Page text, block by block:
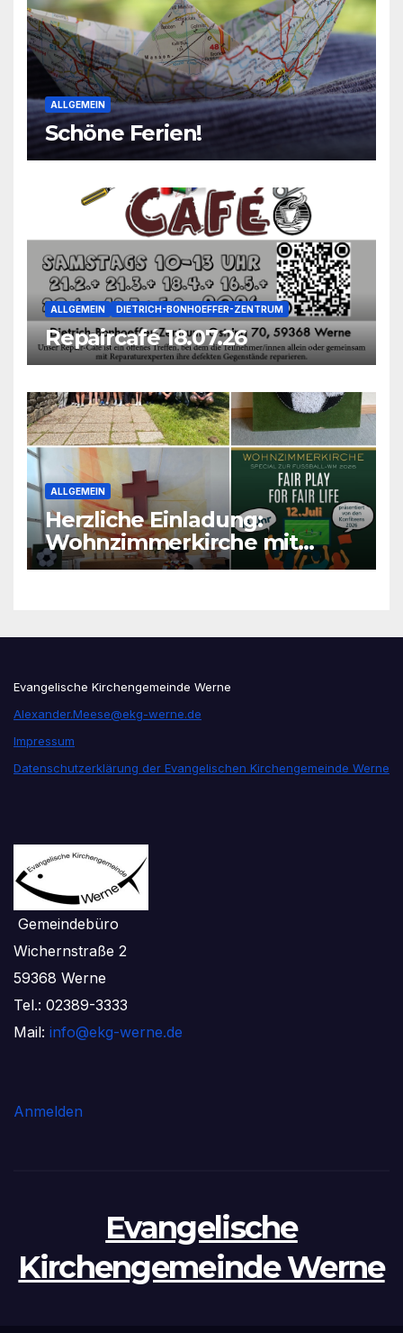
ALLGEMEIN
Schöne Ferien!
ALLGEMEIN DIETRICH-BONHOEFFER-ZENTRUM
Repaircafé 18.07.26
ALLGEMEIN
Herzliche Einladung:
Wohnzimmerkirche mit
unseren Konfis
Evangelische Kirchengemeinde Werne
Alexander.Meese@ekg-werne.de
Impressum
Datenschutzerklärung der Evangelischen Kirchengemeinde Werne
Gemeindebüro
Wichernstraße 2
59368 Werne
Tel.: 02389-3333
Mail: info@ekg-werne.de
Anmelden
Evangelische
Kirchengemeinde Werne